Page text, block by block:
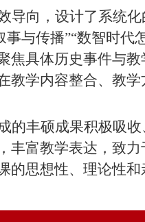
导向，设计了系统
事与传播”“数智时代
焦具体历史事件与
教学内容整合、教
的丰硕成果积极吸收
丰富教学表达，致
的思想性、理论性